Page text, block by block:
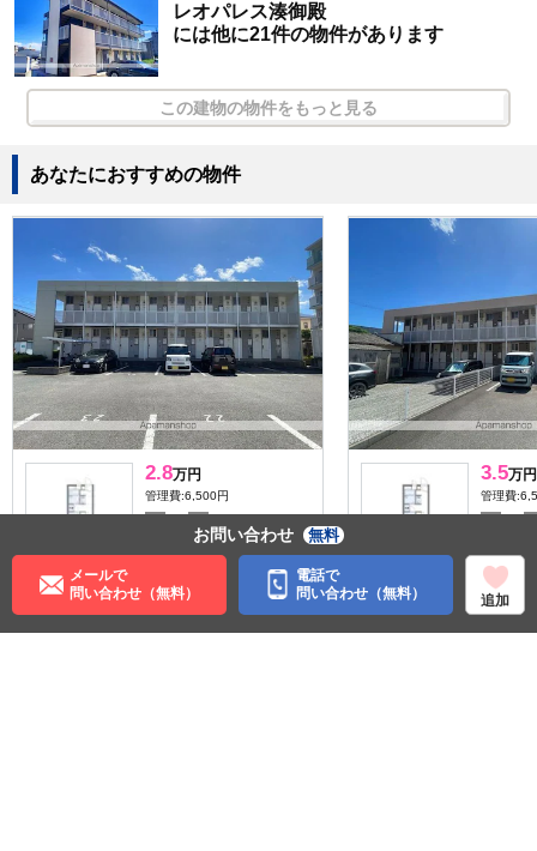
レオパレス湊御殿
には他に21件の物件があります
この建物の物件をもっと見る
あなたにおすすめの物件
2.8万円
管理費:6,500円
1K
和歌山県和歌山市向
3.5万円
管理費
東松江
和歌山
お問い合わせ 無料
メールで
問い合わせ（無料）
電話で
問い合わせ（無料）
追加